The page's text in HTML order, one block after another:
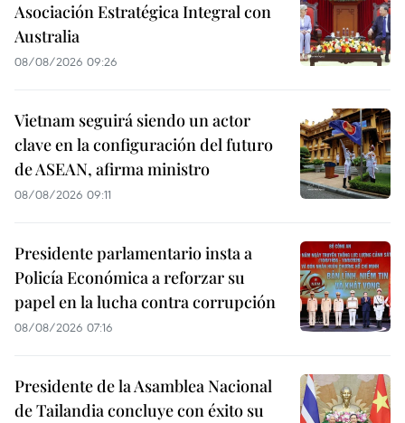
Asociación Estratégica Integral con
Australia
08/08/2026 09:26
Vietnam seguirá siendo un actor
clave en la configuración del futuro
de ASEAN, afirma ministro
08/08/2026 09:11
Presidente parlamentario insta a
Policía Económica a reforzar su
papel en la lucha contra corrupción
08/08/2026 07:16
Presidente de la Asamblea Nacional
de Tailandia concluye con éxito su